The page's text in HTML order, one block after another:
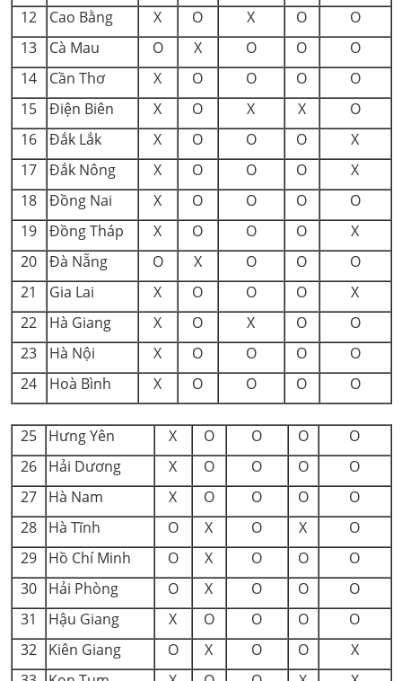
12
Cao Bằng X O X O
O
13
Cà Mau O X O O
O
14
Cần Thơ X O O O
O
15
Điện Biên X O X X
O
16
Đắk Lắk X O O O
X
17
Đắk Nông X O O O
X
18
Đồng Nai X O O O
O
19
Đồng Tháp X O O O
X
20
Đà Nẵng O X O O
O
21
Gia Lai X O O O
X
22
Hà Giang X O X O
O
23
Hà Nội X O O O
O
24
Hoà Bình X O O O O
25 Hưng Yên X O O O
O
26
Hải Dương X O O O
O
27
Hà Nam X O O O
O
28
Hà Tĩnh O X O X
O
29
Hồ Chí Minh O X O O
O
30
Hải Phòng O X O O
O
31
Hậu Giang X O O O
O
32
Kiên Giang O X O O
X